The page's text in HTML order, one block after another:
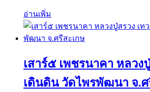
อ่านเพิ่ม
เสาร์๕ เพชรนาคา หลวง
เดินดิน วัดไพรพัฒนา จ.ศ